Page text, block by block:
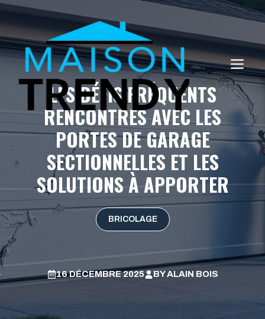
Aller
au
contenu
LES DÉFIS FRÉQUENTS
RENCONTRÉS AVEC LES
PORTES DE GARAGE
SECTIONNELLES ET LES
SOLUTIONS À APPORTER
BRICOLAGE
16 DÉCEMBRE 2025 BYALAIN BOIS